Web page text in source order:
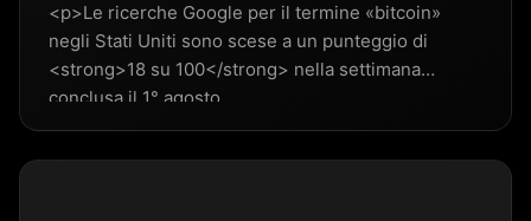
<p>Le ricerche Google per il termine «bitcoin»
negli Stati Uniti sono scese a un punteggio di
<strong>18 su 100</strong> nella settimana
conclusa il 1° agosto…